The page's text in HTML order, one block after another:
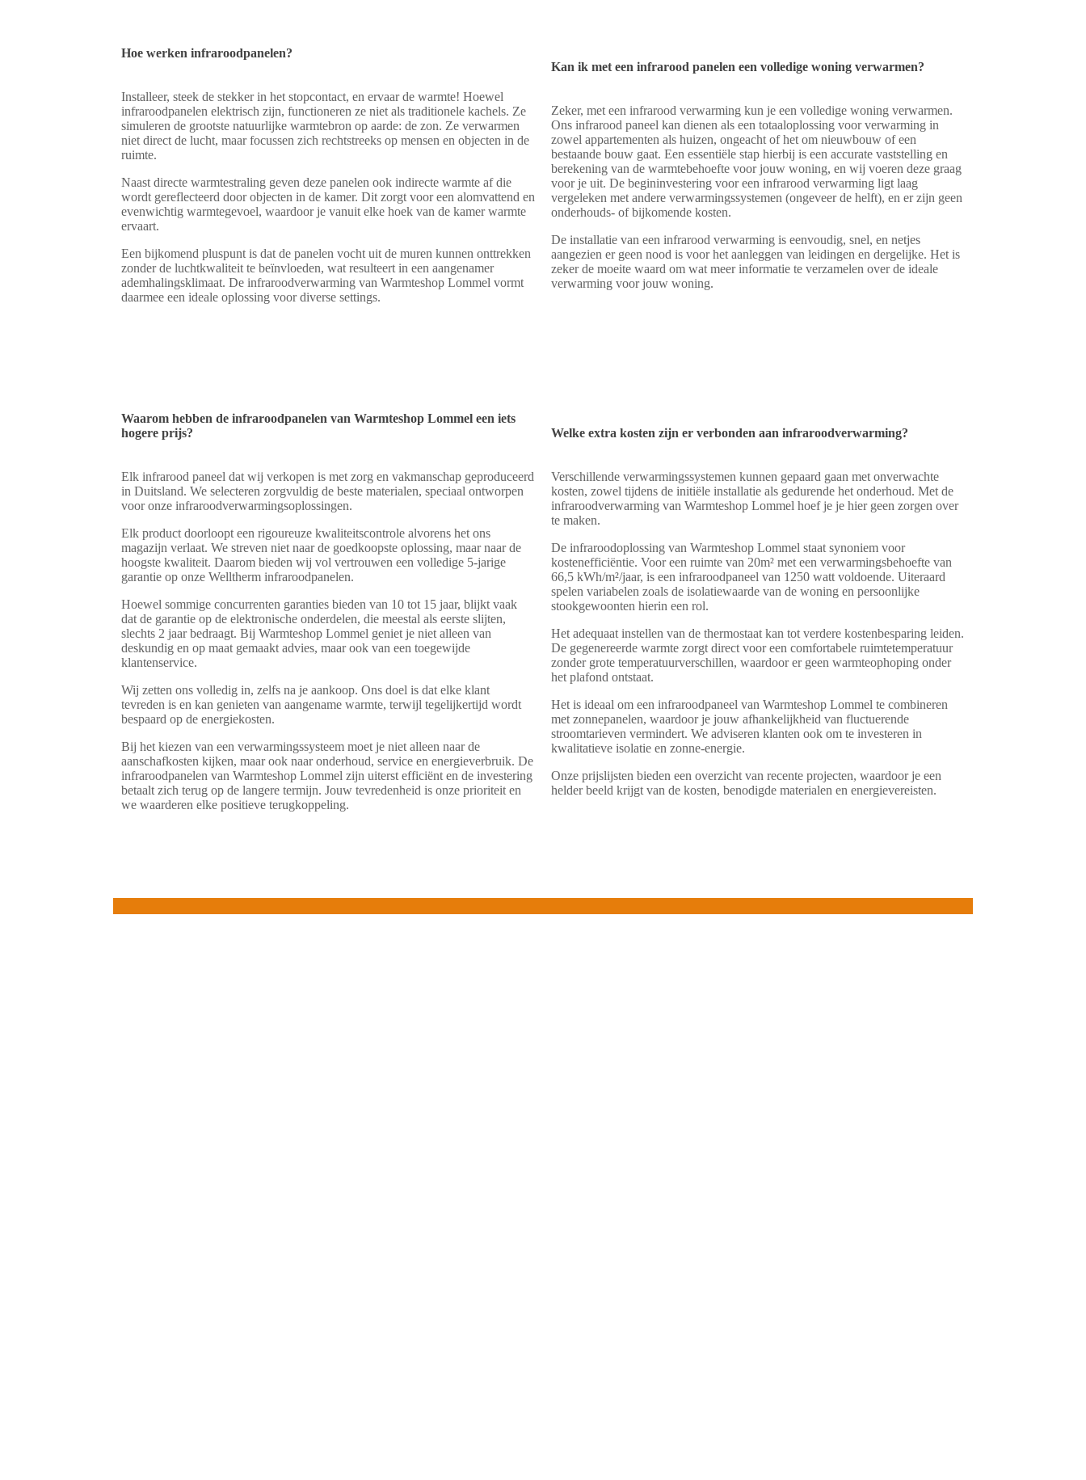
Hoe werken infraroodpanelen?
Installeer, steek de stekker in het stopcontact, en ervaar de warmte! Hoewel
infraroodpanelen elektrisch zijn, functioneren ze niet als traditionele kachels. Ze
simuleren de grootste natuurlijke warmtebron op aarde: de zon. Ze verwarmen
niet direct de lucht, maar focussen zich rechtstreeks op mensen en objecten in de
ruimte.
Naast directe warmtestraling geven deze panelen ook indirecte warmte af die
wordt gereflecteerd door objecten in de kamer. Dit zorgt voor een alomvattend en
evenwichtig warmtegevoel, waardoor je vanuit elke hoek van de kamer warmte
ervaart.
Een bijkomend pluspunt is dat de panelen vocht uit de muren kunnen onttrekken
zonder de luchtkwaliteit te beïnvloeden, wat resulteert in een aangenamer
ademhalingsklimaat. De infraroodverwarming van Warmteshop Lommel vormt
daarmee een ideale oplossing voor diverse settings.
Kan ik met een infrarood panelen een volledige woning verwarmen?
Zeker, met een infrarood verwarming kun je een volledige woning verwarmen.
Ons infrarood paneel kan dienen als een totaaloplossing voor verwarming in
zowel appartementen als huizen, ongeacht of het om nieuwbouw of een
bestaande bouw gaat. Een essentiële stap hierbij is een accurate vaststelling en
berekening van de warmtebehoefte voor jouw woning, en wij voeren deze graag
voor je uit. De begininvestering voor een infrarood verwarming ligt laag
vergeleken met andere verwarmingssystemen (ongeveer de helft), en er zijn geen
onderhouds- of bijkomende kosten.
De installatie van een infrarood verwarming is eenvoudig, snel, en netjes
aangezien er geen nood is voor het aanleggen van leidingen en dergelijke. Het is
zeker de moeite waard om wat meer informatie te verzamelen over de ideale
verwarming voor jouw woning.
Waarom hebben de infraroodpanelen van Warmteshop Lommel een iets
hogere prijs?
Elk infrarood paneel dat wij verkopen is met zorg en vakmanschap geproduceerd
in Duitsland. We selecteren zorgvuldig de beste materialen, speciaal ontworpen
voor onze infraroodverwarmingsoplossingen.
Elk product doorloopt een rigoureuze kwaliteitscontrole alvorens het ons
magazijn verlaat. We streven niet naar de goedkoopste oplossing, maar naar de
hoogste kwaliteit. Daarom bieden wij vol vertrouwen een volledige 5-jarige
garantie op onze Welltherm infraroodpanelen.
Hoewel sommige concurrenten garanties bieden van 10 tot 15 jaar, blijkt vaak
dat de garantie op de elektronische onderdelen, die meestal als eerste slijten,
slechts 2 jaar bedraagt. Bij Warmteshop Lommel geniet je niet alleen van
deskundig en op maat gemaakt advies, maar ook van een toegewijde
klantenservice.
Wij zetten ons volledig in, zelfs na je aankoop. Ons doel is dat elke klant
tevreden is en kan genieten van aangename warmte, terwijl tegelijkertijd wordt
bespaard op de energiekosten.
Bij het kiezen van een verwarmingssysteem moet je niet alleen naar de
aanschafkosten kijken, maar ook naar onderhoud, service en energieverbruik. De
infraroodpanelen van Warmteshop Lommel zijn uiterst efficiënt en de investering
betaalt zich terug op de langere termijn. Jouw tevredenheid is onze prioriteit en
we waarderen elke positieve terugkoppeling.
Welke extra kosten zijn er verbonden aan infraroodverwarming?
Verschillende verwarmingssystemen kunnen gepaard gaan met onverwachte
kosten, zowel tijdens de initiële installatie als gedurende het onderhoud. Met de
infraroodverwarming van Warmteshop Lommel hoef je je hier geen zorgen over
te maken.
De infraroodoplossing van Warmteshop Lommel staat synoniem voor
kostenefficiëntie. Voor een ruimte van 20m² met een verwarmingsbehoefte van
66,5 kWh/m²/jaar, is een infraroodpaneel van 1250 watt voldoende. Uiteraard
spelen variabelen zoals de isolatiewaarde van de woning en persoonlijke
stookgewoonten hierin een rol.
Het adequaat instellen van de thermostaat kan tot verdere kostenbesparing leiden.
De gegenereerde warmte zorgt direct voor een comfortabele ruimtetemperatuur
zonder grote temperatuurverschillen, waardoor er geen warmteophoping onder
het plafond ontstaat.
Het is ideaal om een infraroodpaneel van Warmteshop Lommel te combineren
met zonnepanelen, waardoor je jouw afhankelijkheid van fluctuerende
stroomtarieven vermindert. We adviseren klanten ook om te investeren in
kwalitatieve isolatie en zonne-energie.
Onze prijslijsten bieden een overzicht van recente projecten, waardoor je een
helder beeld krijgt van de kosten, benodigde materialen en energievereisten.